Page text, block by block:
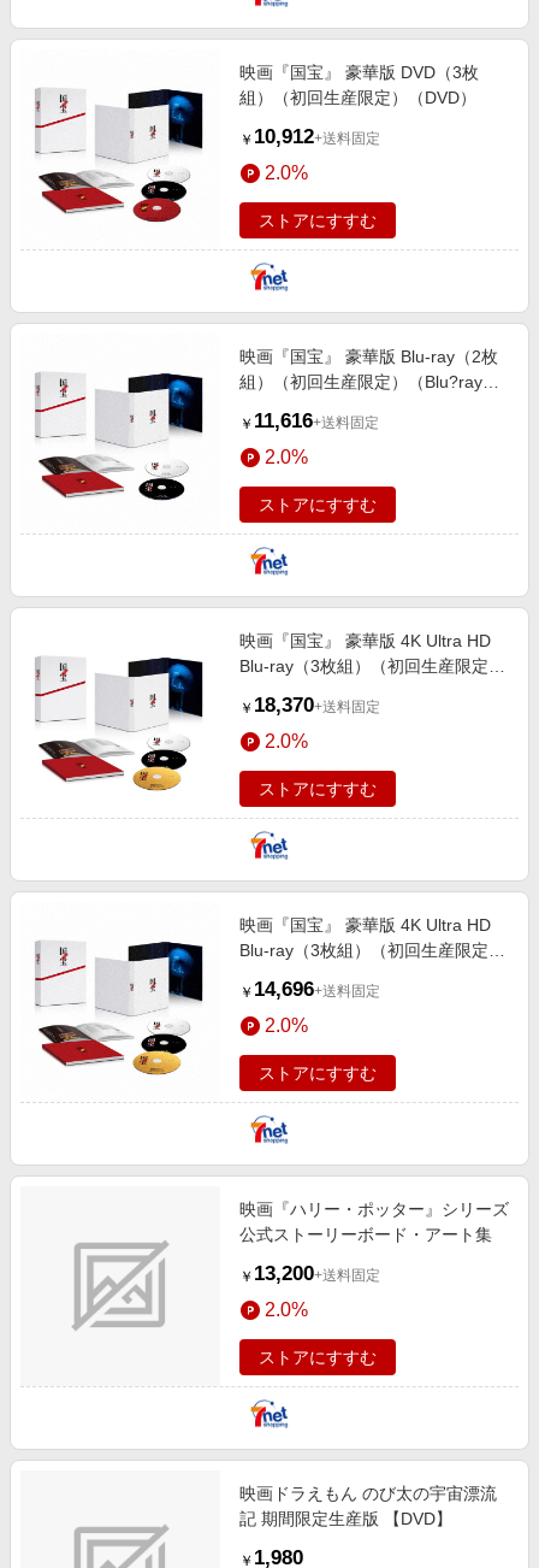
映画『国宝』 豪華版 DVD（3枚
組）（初回生産限定）（DVD）
￥ 10,912+送料固定
2.0%
ストアにすすむ
映画『国宝』 豪華版 Blu-ray（2枚
組）（初回生産限定）（Blu?ray
￥ 11,616+送料固定
2.0%
ストアにすすむ
映画『国宝』 豪華版 4K Ultra HD
Blu-ray（3枚組）（初回生産限定）
ル巾着袋（紐・オレンジ）付き＞
（Ultra H
￥ 18,370+送料固定
2.0%
ストアにすすむ
映画『国宝』 豪華版 4K Ultra HD
Blu-ray（3枚組）（初回生産限定）
￥ 14,696+送料固定
2.0%
ストアにすすむ
映画『ハリー・ポッター』シリーズ
公式ストーリーボード・アート集
￥ 13,200+送料固定
2.0%
ストアにすすむ
映画ドラえもん のび太の宇宙漂流
記 期間限定生産版 【DVD】
￥ 1,980